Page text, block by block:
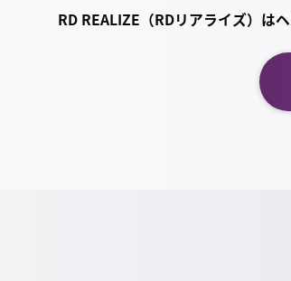
RD REALIZE（RDリアライズ）は